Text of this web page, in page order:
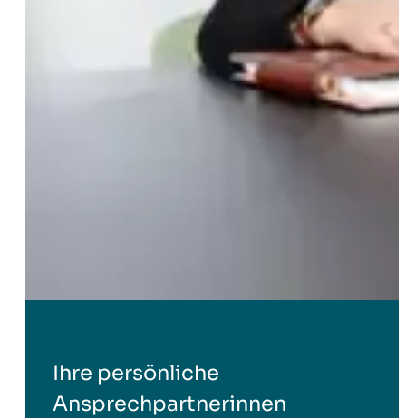
Ihre persönliche
Ansprechpartnerinnen